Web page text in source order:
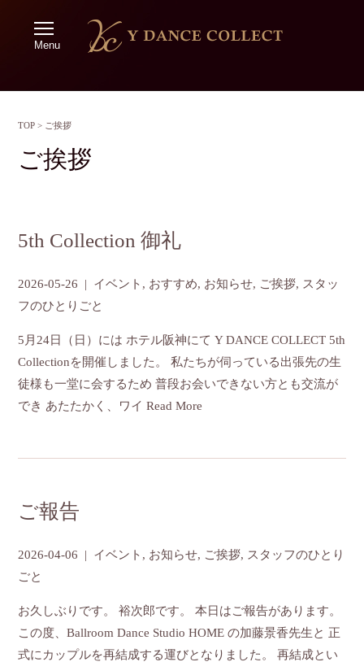
Menu
TOP > ご挨拶
ご挨拶
5th Collection 御礼
2026-05-26 | イベント , おすすめ, お知らせ, ご挨拶, スタッ
フのひとりごと
5月24日（日）には ホテル阪神にて Y DANCE COLLECT 5th
Collectionを開催しました。 私たちが伺っている出張先の生
徒様も一堂に会するため 普段お会いできない方とも交流が
でき あたたかく、ワイRead More
ご報告
2026-04-06 | イベント , お知らせ, ご挨拶, スタッフのひとり
ごと
お久しぶりです。 裕次郎です。 本日はご報告があります。
この度、Ballroom Dance Studio HOME の加藤景香先生と 正
式にカップルを再結成する運びとなりました。 再結成とい